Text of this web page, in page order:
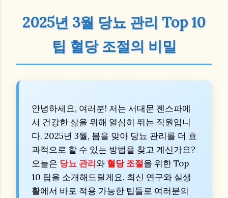
2025년 3월 당뇨 관리 Top 10
팁 혈당 조절의 비밀
안녕하세요, 여러분! 저는 서대문 젠스파에
서 건강한 삶을 위해 열심히 뛰는 직원입니
다. 2025년 3월, 봄을 맞아 당뇨 관리를 더 효
과적으로 할 수 있는 방법을 찾고 계신가요?
오늘은 당뇨 관리와 혈당 조절을 위한 Top
10 팁을 소개해드릴게요. 최신 연구와 실생
활에서 바로 적용 가능한 팁들로 여러분의